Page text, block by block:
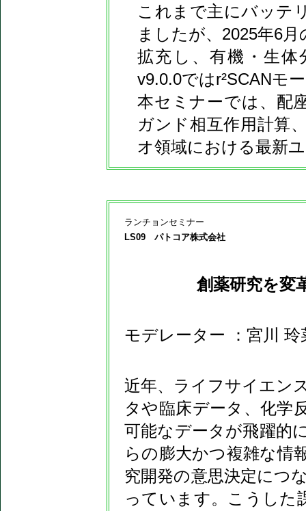
これまで主にバッテ
ましたが、2025年6
拡充し、有機・生体
v9.0.0ではr²SCANモ
本セミナーでは、配
ガンド相互作用計算
オ領域における最新
ランチョンセミナー
LS09 パトコア株式会社
創薬研究を変
モデレーター ：宮川
近年、ライフサイエン
タや臨床データ、化学
可能なデータが飛躍的
らの膨大かつ複雑な情
究開発の意思決定につ
っています。こうした